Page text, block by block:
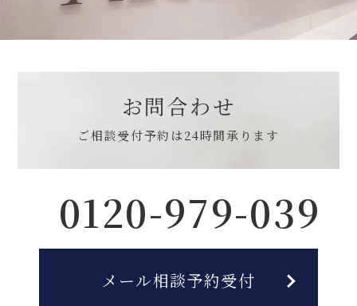
お問合わせ
ご相談受付予約は24時間承ります
0120-979-039
メール相談予約受付